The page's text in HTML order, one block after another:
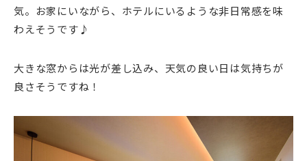
気。お家にいながら、ホテルにいるような非日常感を味
わえそうです♪
大きな窓からは光が差し込み、天気の良い日は気持ちが
良さそうですね！